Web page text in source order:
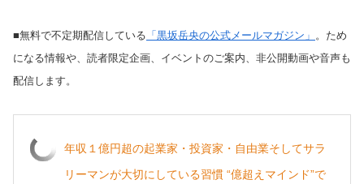
■無料で不定期配信している 「黒坂岳央の公式メールマガジン」 。ため
になる情報や、読者限定企画、イベントのご案内、非公開動画や音声も
配信します。
年収１億円超の起業家・投資家・自由業そしてサラ
リーマンが大切にしている習慣 “億超えマインド”で